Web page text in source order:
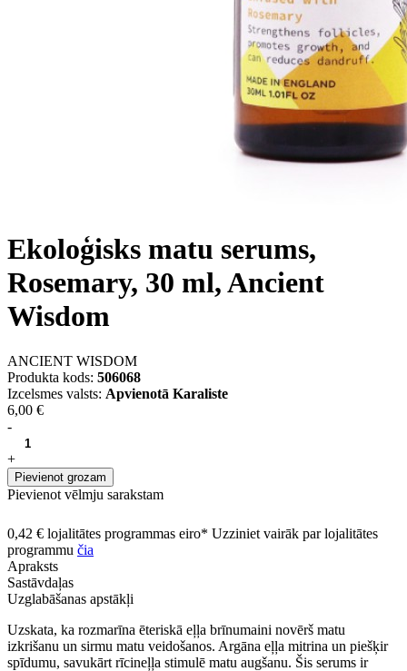
Ekoloģisks matu serums,
Rosemary, 30 ml, Ancient
Wisdom
ANCIENT WISDOM
Produkta kods: 506068
Izcelsmes valsts: Apvienotā Karaliste
6,00 €
-
+
Pievienot grozam
Pievienot vēlmju sarakstam
0,42 € lojalitātes programmas eiro* Uzziniet vairāk par lojalitātes
programmu čia
Apraksts
Sastāvdaļas
Uzglabāšanas apstākļi
Uzskata, ka rozmarīna ēteriskā eļļa brīnumaini novērš matu
izkrišanu un sirmu matu veidošanos. Argāna eļļa mitrina un piešķir
spīdumu, savukārt rīcineļļa stimulē matu augšanu. Šis serums ir